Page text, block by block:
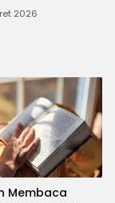
2026
Membaca